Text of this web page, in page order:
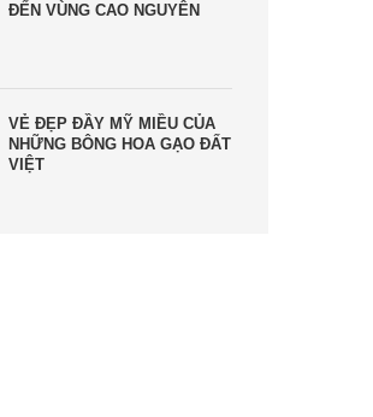
ĐẾN VÙNG CAO NGUYÊN
VẺ ĐẸP ĐẦY MỸ MIỀU CỦA
NHỮNG BÔNG HOA GẠO ĐẤT
VIỆT